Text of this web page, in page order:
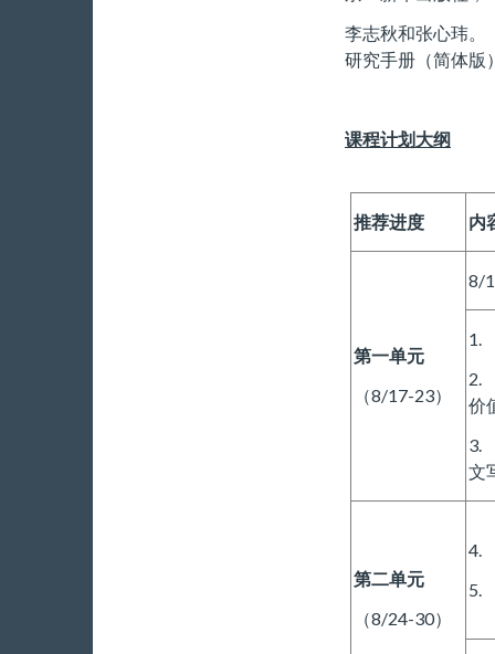
李志秋和张心玮。
研究手册（简体版
课程计划大纲
推荐进度 内
第一单元
（8/17-23）
8/
1.
2.
价
3.
文
第二单元
（8/24-30）
4.
5.